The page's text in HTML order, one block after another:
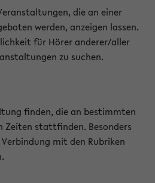
die an einer
werden, anzeigen lassen.
für Hörer anderer/aller
zu suchen.
finden, die an bestimmten
Zeiten stattfinden. Besonders
mit den Rubriken